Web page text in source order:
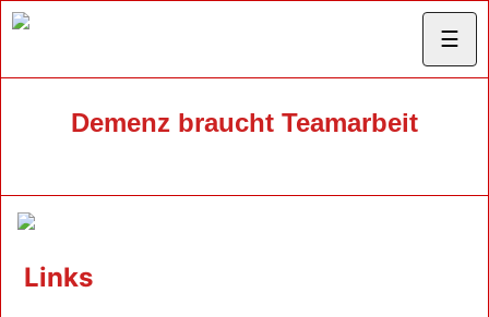
☰
Demenz braucht Teamarbeit
Links